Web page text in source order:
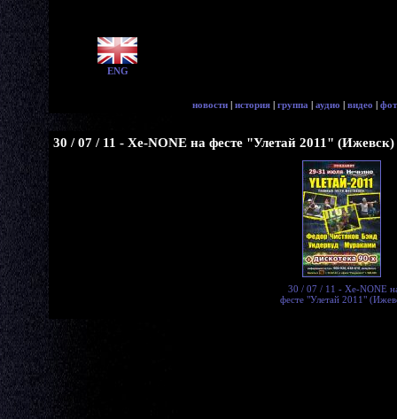
ENG
новости | история | группа | аудио | видео |
30 / 07 / 11 - Xe-NONE на фесте "Улетай 2011" (Ижевск)
30 / 07 / 11 - Xe-NONE
фесте "Улетай 2011"